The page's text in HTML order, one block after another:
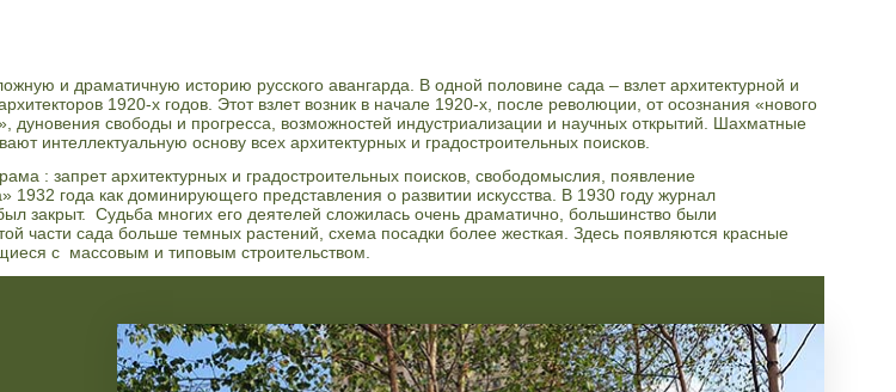
и драматичную историю русского авангарда. В одной половине сада – взлет архитектурной и
1920-х годов. Этот взлет возник в начале 1920-х, после революции, от осознания «нового
дуновения свободы и прогресса, возможностей индустриализации и научных открытий. Шахматные
интеллектуальную основу всех архитектурных и градостроительных поисков.
: запрет архитектурных и градостроительных поисков, свободомыслия, появление
1932 года как доминирующего представления о развитии искусства. В 1930 году журнал
закрыт. Судьба многих его деятелей сложилась очень драматично, большинство были
части сада больше темных растений, схема посадки более жесткая. Здесь появляются красные
с массовым и типовым строительством.